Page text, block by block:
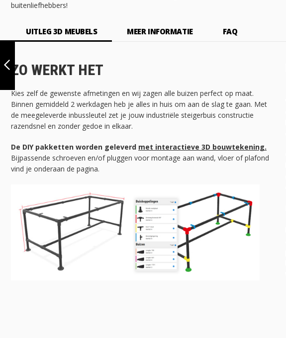
PERGOLA ZADAR
VRIJSTAAND | DIY
buitenliefhebbers!
UITLEG 3D MEUBELS
ZO WERKT HET
Kies zelf de gewenste afmetingen en wij zagen alle buizen perfect op maat.
Binnen gemiddeld 2 werkdagen heb je alles in huis om aan de slag te gaan. Met
de meegeleverde inbussleutel zet je jouw industriële steigerbuis constructie
razendsnel en zonder gedoe in elkaar.
De DIY pakketten worden geleverd met interactieve 3D bouwtekening.
Bijpassende schroeven en/of pluggen voor montage aan wand, vloer of plafond
vind je onderaan de pagina.
MEER INFORMATIE FAQ